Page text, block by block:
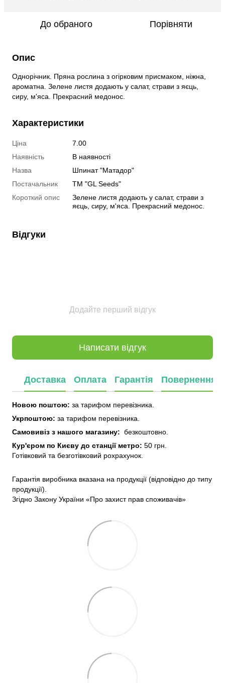
До обраного Порівняти
Опис
Однорічник. Пряна рослина з огірковим присмаком, ніжна,
ароматна. Зелене листя додають у салат, страви з яєць,
сиру, м'яса. Прекрасний медонос.
Характеристики
Ціна
7.00
Наявність
В наявності
Назва
Шпинат "Матадор"
Постачальник
ТМ "GL Seeds"
Короткий опис
Зелене листя додають у салат, страви з
яєць, сиру, м'яса. Прекрасний медонос.
Відгуки
Додайте перший відгук
Написати відгук
Доставка Оплата Гарантія Повернення
Новою поштою: за тарифом перевізника.
Укрпоштою: за тарифом перевізника.
Самовивіз з нашого магазину: безкоштовно.
Кур'єром по Києву до станції метро: 50 грн.
Готівковий та безготівковий рохрахунок.
Гарантія виробника вказана на продукції (відповідно до типу
продукції).
Згідно Закону України «Про захист прав споживачів»